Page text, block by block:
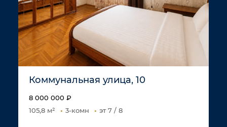
Коммунальная улица, 10
8 000 000 ₽
105,8 м²
3-комн эт 7 / 8